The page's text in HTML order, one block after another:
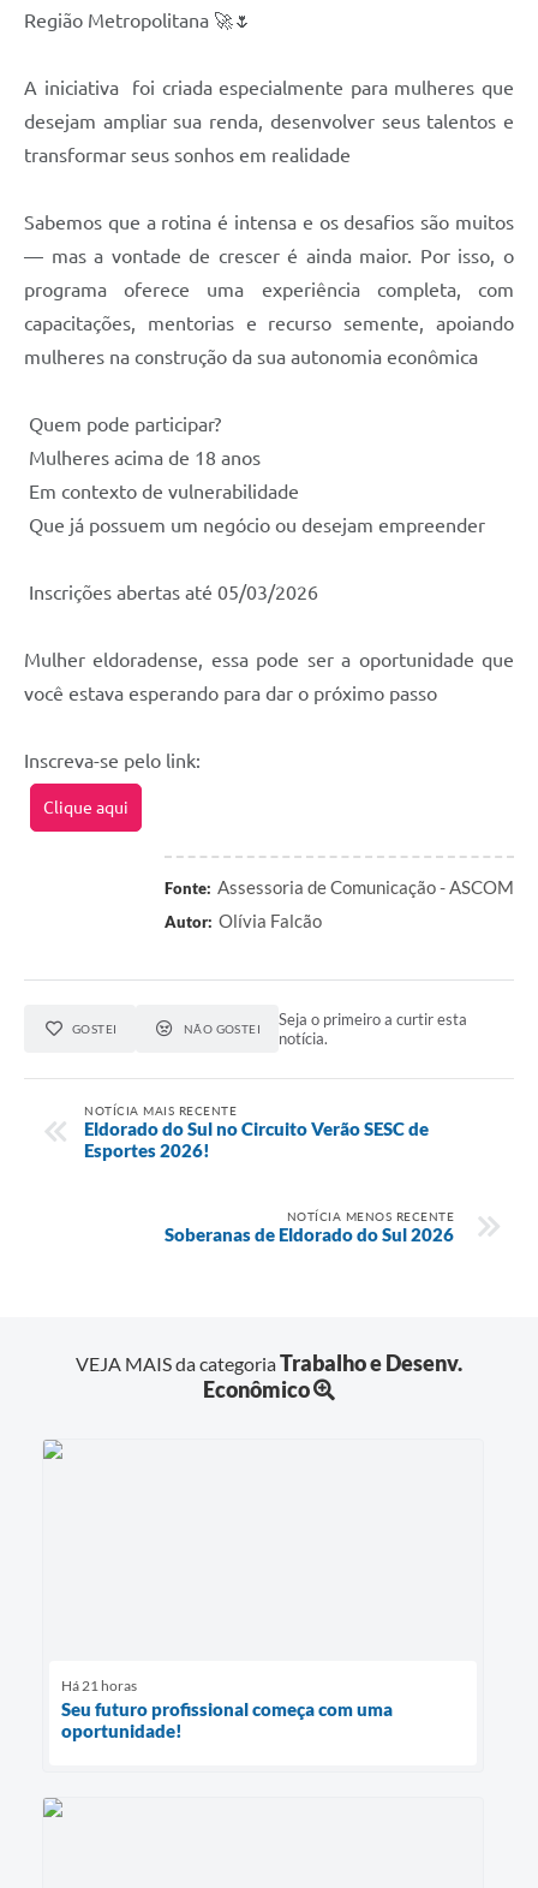
Região Metropolitana 🚀🌷
A iniciativa foi criada especialmente para mulheres que
desejam ampliar sua renda, desenvolver seus talentos e
transformar seus sonhos em realidade
Sabemos que a rotina é intensa e os desafios são muitos
— mas a vontade de crescer é ainda maior. Por isso, o
programa oferece uma experiência completa, com
capacitações, mentorias e recurso semente, apoiando
mulheres na construção da sua autonomia econômica
Quem pode participar?
Mulheres acima de 18 anos
Em contexto de vulnerabilidade
Que já possuem um negócio ou desejam empreender
Inscrições abertas até 05/03/2026
Mulher eldoradense, essa pode ser a oportunidade que
você estava esperando para dar o próximo passo
Inscreva-se pelo link:
Clique aqui
Fonte: Assessoria de Comunicação - ASCOM
Autor: Olívia Falcão
GOSTEI NÃO GOSTEI
Seja o primeiro a curtir esta
notícia.
NOTÍCIA MAIS RECENTE
Eldorado do Sul no Circuito Verão SESC de
Esportes 2026!
NOTÍCIA MENOS RECENTE
Soberanas de Eldorado do Sul 2026
VEJA MAIS da categoriaTrabalho e Desenv.
Econômico
Há 21 horas
Seu futuro profissional começa com uma
oportunidade!